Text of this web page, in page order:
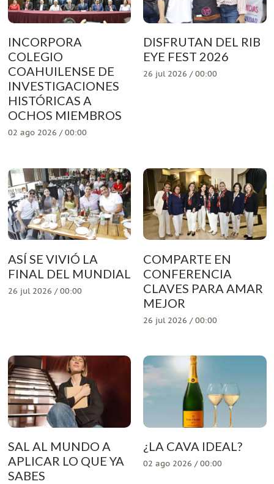
INCORPORA
COLEGIO
COAHUILENSE DE
INVESTIGACIONES
HISTÓRICAS A
OCHOS MIEMBROS
02 ago 2026 / 00:00
DISFRUTAN DEL RIB
EYE FEST 2026
26 jul 2026 / 00:00
ASÍ SE VIVIÓ LA
FINAL DEL MUNDIAL
26 jul 2026 / 00:00
COMPARTE EN
CONFERENCIA
CLAVES PARA AMAR
MEJOR
26 jul 2026 / 00:00
SAL AL MUNDO A
APLICAR LO QUE YA
SABES
¿LA CAVA IDEAL?
02 ago 2026 / 00:00